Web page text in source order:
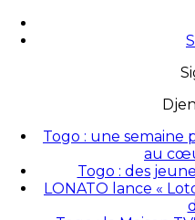
Togo : une
au
Togo : des
LONATO lance «